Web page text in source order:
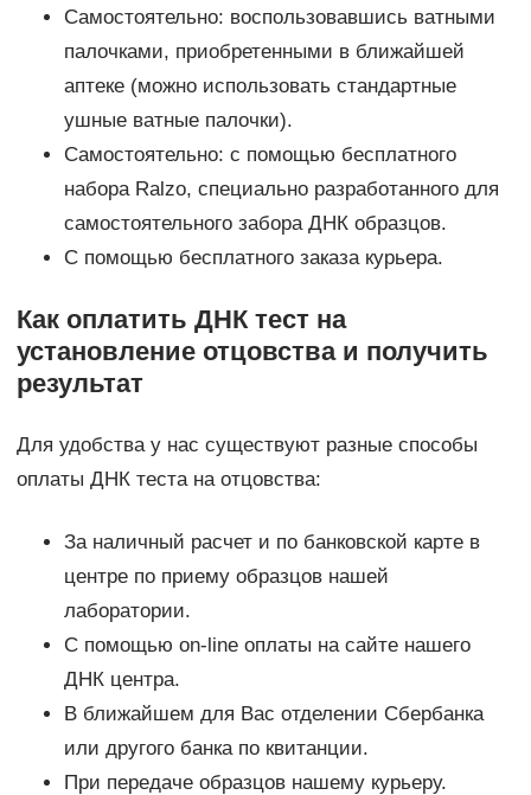
Самостоятельно: воспользовавшись ватными
палочками, приобретенными в ближайшей
аптеке (можно использовать стандартные
ушные ватные палочки).
Самостоятельно: с помощью бесплатного
набора Ralzo, специально разработанного для
самостоятельного забора ДНК образцов.
С помощью бесплатного заказа курьера.
Как оплатить ДНК тест на
установление отцовства и получить
результат
Для удобства у нас существуют разные способы
оплаты ДНК теста на отцовства:
За наличный расчет и по банковской карте в
центре по приему образцов нашей
лаборатории.
С помощью on-line оплаты на сайте нашего
ДНК центра.
В ближайшем для Вас отделении Сбербанка
или другого банка по квитанции.
При передаче образцов нашему курьеру.